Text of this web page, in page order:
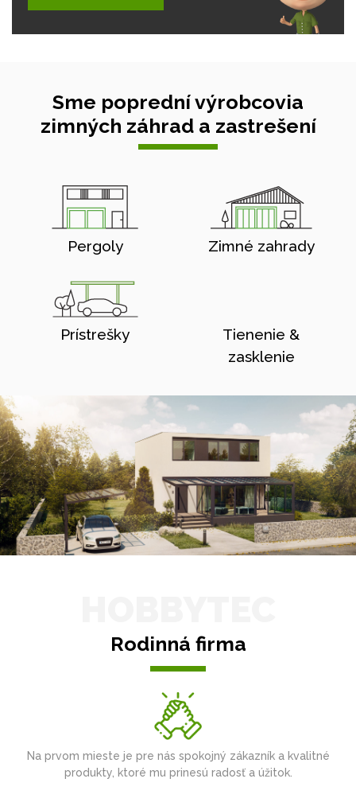
Sme poprední výrobcovia
zimných záhrad a zastrešení
Pergoly Zimné zahrady
Prístrešky
Tienenie &
zasklenie
Rodinná firma
Na prvom mieste je pre nás spokojný zákazník a kvalitné
produkty, ktoré mu prinesú radosť a úžitok.